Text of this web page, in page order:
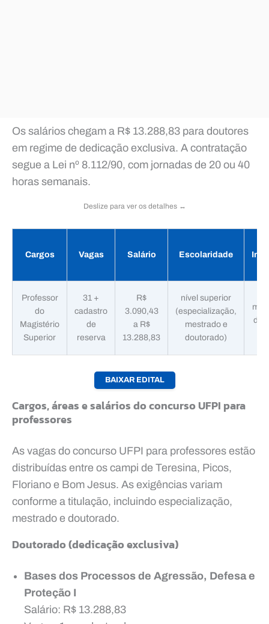
Os salários chegam a R$ 13.288,83 para doutores
em regime de dedicação exclusiva. A contratação
segue a Lei nº 8.112/90, com jornadas de 20 ou 40
horas semanais.
Deslize para ver os detalhes ↔️
Cargos Vagas Salário Escolaridade
Professor
do
Magistério
Superior
31 +
cadastro
de
reserva
R$
3.090,43
a R$
13.288,83
nível superior
(especialização,
mestrado e
doutorado)
de
BAIXAR EDITAL
Cargos, áreas e salários do concurso UFPI para
professores
As vagas do concurso UFPI para professores estão
distribuídas entre os campi de Teresina, Picos,
Floriano e Bom Jesus. As exigências variam
conforme a titulação, incluindo especialização,
mestrado e doutorado.
Doutorado (dedicação exclusiva)
Bases dos Processos de Agressão, Defesa e
Proteção I
Salário: R$ 13.288,83